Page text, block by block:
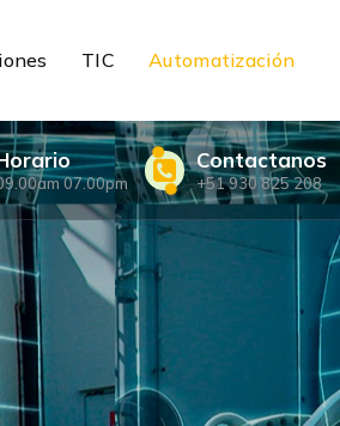
TIC Automatización
07.00pm
Contactanos
+51 930 825 208